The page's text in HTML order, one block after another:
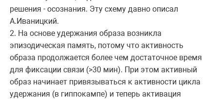
решения - осознания. Эту схему давно описал
А.Иваницкий.
2. На основе удержания образа возникла
эпизодическая память, потому что активность
образа продолжается более чем достаточное время
для фиксации связи (>30 мин). При этом активный
образ начинает привязываться к активности цикла
удержания (в гиппокампе) и теперь активация